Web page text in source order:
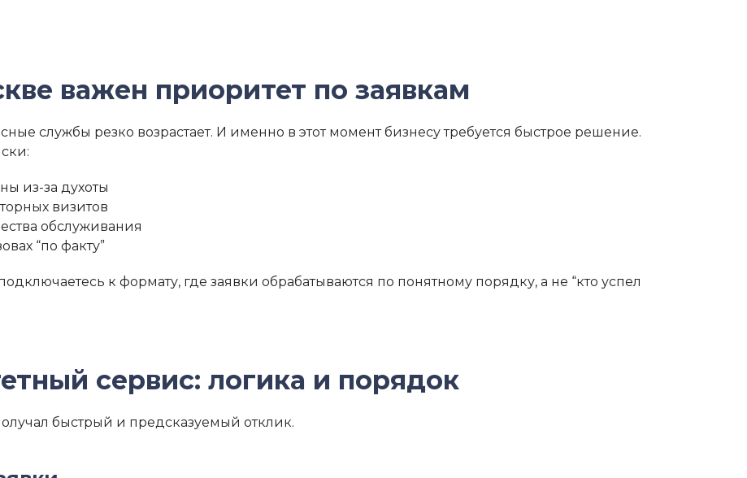
важен приоритет по заявкам
службы резко возрастает. И именно в этот момент бизнесу требуется быстрое решение.
из-за духоты
визитов
обслуживания
“по факту”
к формату, где заявки обрабатываются по понятному порядку, а не “кто успел
сервис: логика и порядок
быстрый и предсказуемый отклик.